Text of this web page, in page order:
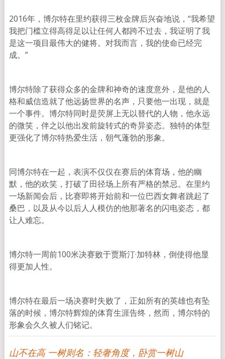
2016年，博尔特在里约获得三枚金牌后兴奋地说，“我希望
我把门槛立得高得足以让任何人都跨不过去，我证明了我
是这一项目最伟大的健将。对我而言，我的使命已经完
成。”
博尔特除了获得众多的金牌和神奇的速度意外，是他的人
格和威信造就了他远扬世界的名声，只要他一出现，就是
一个事件。博尔特同时是荧屏上无以替代的人物，他永远
的微笑，伴之以他出发前旋转式的奇异姿态。独特的体型
更强化了博尔特热爱生活，朝气蓬勃的形象。
同博尔特在一起，表演不仅仅在赛后的体育场，他的幽
默，他的欢笑，打破了田径场上所有严格的禁忌。在里约
一场新闻会后，比赛即将开始前和一位巴西女舞者跳起了
桑巴，以及从今以后人人模仿的他那著名的闪电姿态，都
让人难忘。
博尔特一周前100米决赛败于贾斯汀·加特林，倒使得他显
得更加人性。
博尔特在最后一场决赛时失败了，正如所有的英雄也有坠
落的时候，博尔特辉煌的体育生涯告终，然而，博尔特的
形象会久久被人们铭记。
山不在高 一树则名：轻奢角度，卧赏一树山